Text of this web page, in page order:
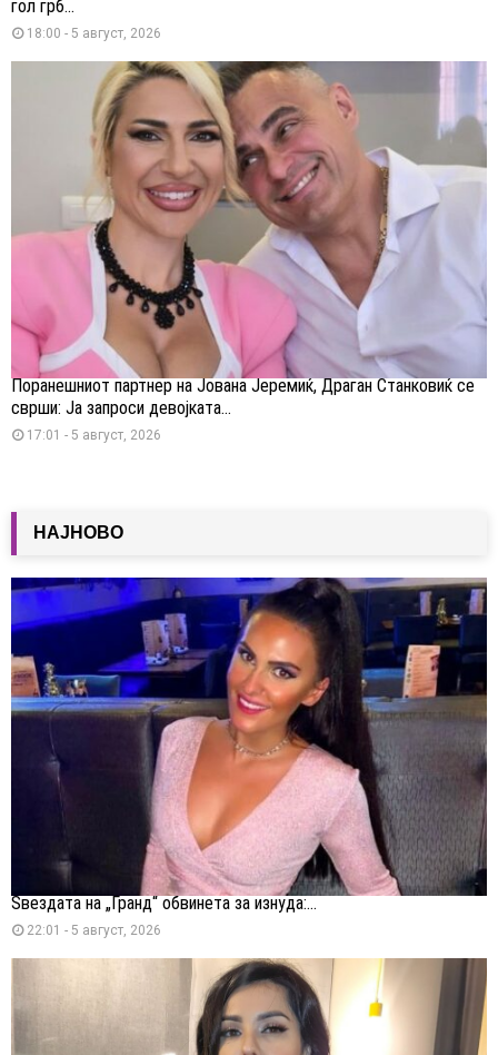
гол грб...
18:00 - 5 август, 2026
Поранешниот партнер на Јована Јеремиќ, Драган Станковиќ се
сврши: Ја запроси девојката...
17:01 - 5 август, 2026
НАЈНОВО
Ѕвездата на „Гранд“ обвинета за изнуда:...
22:01 - 5 август, 2026